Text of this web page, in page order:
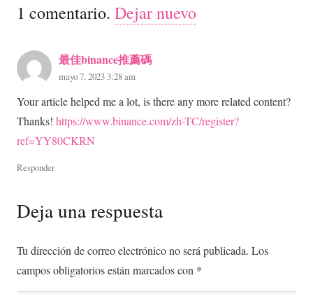
1 comentario. Dejar nuevo
最佳binance推薦碼
mayo 7, 2023 3:28 am
Your article helped me a lot, is there any more related content?
Thanks! https://www.binance.com/zh-TC/register?
ref=YY80CKRN
Responder
Deja una respuesta
Tu dirección de correo electrónico no será publicada. Los
campos obligatorios están marcados con *